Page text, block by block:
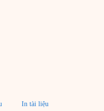
In tài liệu